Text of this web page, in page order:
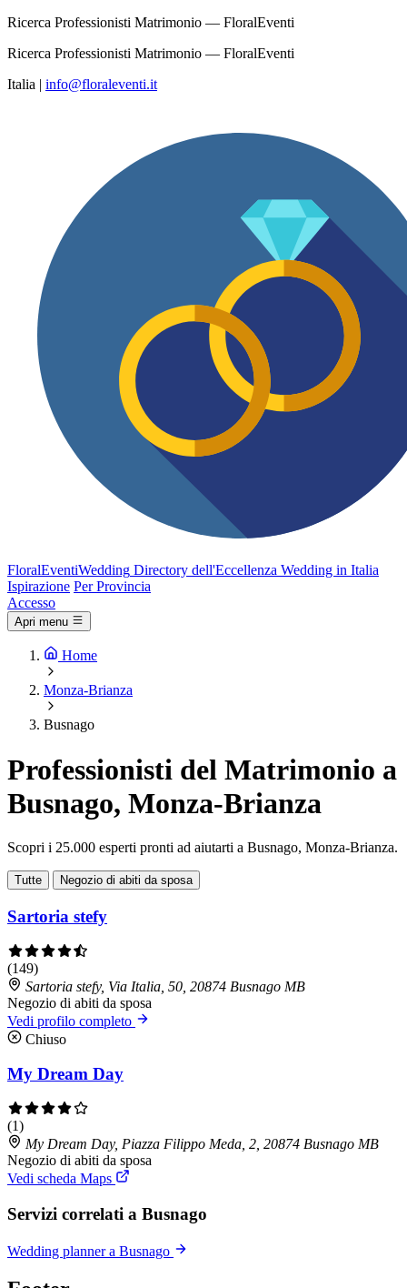
Ricerca Professionisti Matrimonio — FloralEventi
Ricerca Professionisti Matrimonio — FloralEventi
Italia | info@floraleventi.it
FloralEventiWedding Directory dell'Eccellenza Wedding in Italia
Ispirazione Per Provincia
Accesso
Apri menu
Home
Monza-Brianza
Busnago
Professionisti del Matrimonio a
Busnago, Monza-Brianza
Scopri i 25.000 esperti pronti ad aiutarti a Busnago, Monza-Brianza.
Tutte Negozio di abiti da sposa
Sartoria stefy
(149)
Sartoria stefy, Via Italia, 50, 20874 Busnago MB
Negozio di abiti da sposa
Vedi profilo completo
Chiuso
My Dream Day
(1)
My Dream Day, Piazza Filippo Meda, 2, 20874 Busnago MB
Negozio di abiti da sposa
Vedi scheda Maps
Servizi correlati a Busnago
Wedding planner a Busnago